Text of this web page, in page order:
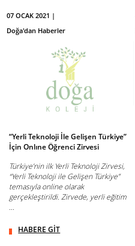
07 OCAK 2021 |
Doğa'dan Haberler
“Yerli Teknoloji İle Gelişen Türkiye”
İçin Onlıne Öğrenci Zirvesi
Türkiye’nin ilk Yerli Teknoloji Zirvesi,
“Yerli Teknoloji ile Gelişen Türkiye”
temasıyla online olarak
gerçekleştirildi. Zirvede, yerli eğitim
...
HABERE GİT